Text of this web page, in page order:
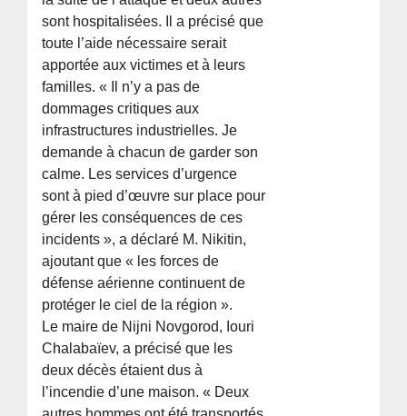
sont hospitalisées. Il a précisé que
toute l’aide nécessaire serait
apportée aux victimes et à leurs
familles. « Il n’y a pas de
dommages critiques aux
infrastructures industrielles. Je
demande à chacun de garder son
calme. Les services d’urgence
sont à pied d’œuvre sur place pour
gérer les conséquences de ces
incidents », a déclaré M. Nikitin,
ajoutant que « les forces de
défense aérienne continuent de
protéger le ciel de la région ».
Le maire de Nijni Novgorod, Iouri
Chalabaïev, a précisé que les
deux décès étaient dus à
l’incendie d’une maison. « Deux